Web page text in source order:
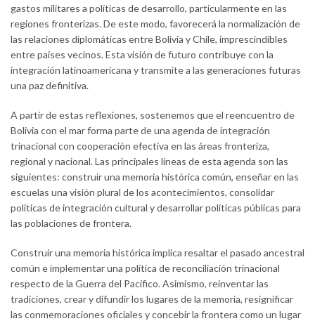
gastos militares a políticas de desarrollo, particularmente en las
regiones fronterizas. De este modo, favorecerá la normalización de
las relaciones diplomáticas entre Bolivia y Chile, imprescindibles
entre países vecinos. Esta visión de futuro contribuye con la
integración latinoamericana y transmite a las generaciones futuras
una paz definitiva.
A partir de estas reflexiones, sostenemos que el reencuentro de
Bolivia con el mar forma parte de una agenda de integración
trinacional con cooperación efectiva en las áreas fronteriza,
regional y nacional. Las principales líneas de esta agenda son las
siguientes: construir una memoria histórica común, enseñar en las
escuelas una visión plural de los acontecimientos, consolidar
políticas de integración cultural y desarrollar políticas públicas para
las poblaciones de frontera.
Construir una memoria histórica implica resaltar el pasado ancestral
común e implementar una política de reconciliación trinacional
respecto de la Guerra del Pacífico. Asimismo, reinventar las
tradiciones, crear y difundir los lugares de la memoria, resignificar
las conmemoraciones oficiales y concebir la frontera como un lugar